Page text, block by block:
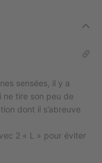
sensées, il y a
ne tire son peu de
dont il s’abreuve
2 « L » pour éviter